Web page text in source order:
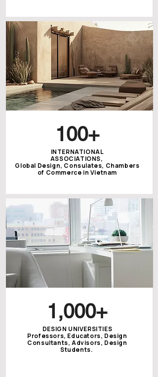
100+
INTERNATIONAL
ASSOCIATIONS,
Global Design, Consulates, Chambers
of Commerce in Vietnam
1,000+
DESIGN UNIVERSITIES
Professors, Educators, Design
Consultants, Advisors, Design
Students.